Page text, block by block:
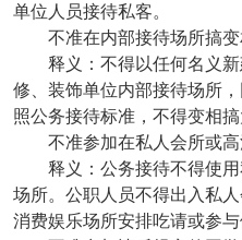
单位人员接待私客。
不准在内部接待场所搞
释义：不得以任何名义
修、装饰单位内部接待场所
照公务接待标准，不得变相搞
不准参加在私人会所或
释义：公务接待不得使
场所。公职人员不得出入私
消费娱乐场所安排吃请或参与